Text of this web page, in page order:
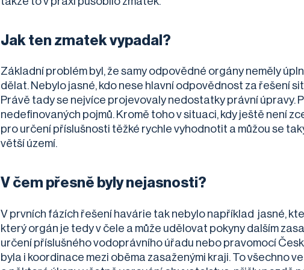
Jak ten zmatek vypadal?
Základní problém byl, že samy odpovědné orgány neměly
dělat. Nebylo jasné, kdo nese hlavní odpovědnost za řešení
Právě tady se nejvíce projevovaly nedostatky právní úpravy.
nedefinovaných pojmů. Kromě toho v situaci, kdy ještě není
pro určení příslušnosti těžké rychle vyhodnotit a můžou se
větší území.
V čem přesně byly nejasnosti?
V prvních fázích řešení havárie tak nebylo například jasné,
který orgán je tedy v čele a může udělovat pokyny dalším
určení příslušného vodoprávního úřadu nebo pravomocí
byla i koordinace mezi oběma zasaženými kraji. To všechno